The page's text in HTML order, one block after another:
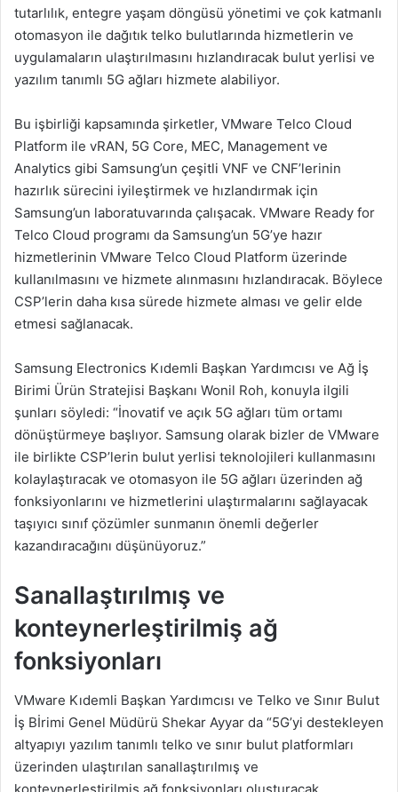
tutarlılık, entegre yaşam döngüsü yönetimi ve çok katmanlı
otomasyon ile dağıtık telko bulutlarında hizmetlerin ve
uygulamaların ulaştırılmasını hızlandıracak bulut yerlisi ve
yazılım tanımlı 5G ağları hizmete alabiliyor.
Bu işbirliği kapsamında şirketler, VMware Telco Cloud
Platform ile vRAN, 5G Core, MEC, Management ve
Analytics gibi Samsung’un çeşitli VNF ve CNF’lerinin
hazırlık sürecini iyileştirmek ve hızlandırmak için
Samsung’un laboratuvarında çalışacak. VMware Ready for
Telco Cloud programı da Samsung’un 5G’ye hazır
hizmetlerinin VMware Telco Cloud Platform üzerinde
kullanılmasını ve hizmete alınmasını hızlandıracak. Böylece
CSP’lerin daha kısa sürede hizmete alması ve gelir elde
etmesi sağlanacak.
Samsung Electronics Kıdemli Başkan Yardımcısı ve Ağ İş
Birimi Ürün Stratejisi Başkanı Wonil Roh, konuyla ilgili
şunları söyledi: “İnovatif ve açık 5G ağları tüm ortamı
dönüştürmeye başlıyor. Samsung olarak bizler de VMware
ile birlikte CSP’lerin bulut yerlisi teknolojileri kullanmasını
kolaylaştıracak ve otomasyon ile 5G ağları üzerinden ağ
fonksiyonlarını ve hizmetlerini ulaştırmalarını sağlayacak
taşıyıcı sınıf çözümler sunmanın önemli değerler
kazandıracağını düşünüyoruz.”
Sanallaştırılmış ve
konteynerleştirilmiş ağ
fonksiyonları
VMware Kıdemli Başkan Yardımcısı ve Telko ve Sınır Bulut
İş Bİrimi Genel Müdürü Shekar Ayyar da “5G’yi destekleyen
altyapıyı yazılım tanımlı telko ve sınır bulut platformları
üzerinden ulaştırılan sanallaştırılmış ve